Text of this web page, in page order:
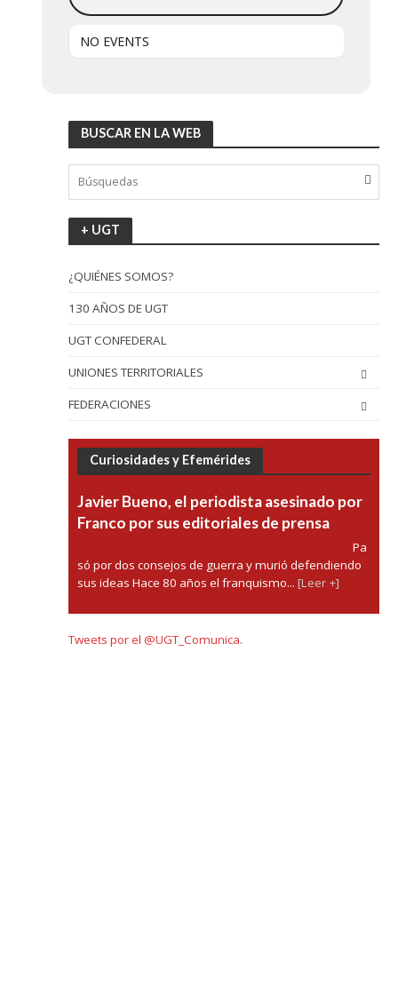
NO EVENTS
BUSCAR EN LA WEB
+ UGT
¿QUIÉNES SOMOS?
130 AÑOS DE UGT
UGT CONFEDERAL
UNIONES TERRITORIALES
FEDERACIONES
Curiosidades y Efemérides
Javier Bueno, el periodista asesinado por
Franco por sus editoriales de prensa
Pa
só por dos consejos de guerra y murió defendiendo
sus ideas Hace 80 años el franquismo... [Leer +]
Tweets por el @UGT_Comunica.